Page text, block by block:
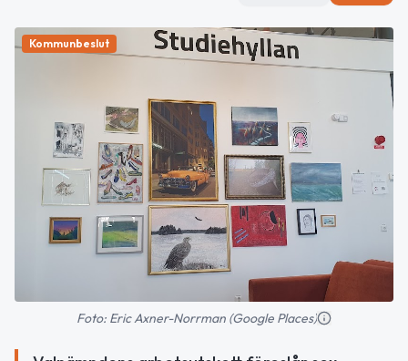
Kommunbeslut
Foto: Eric Axner-Norrman (Google Places)